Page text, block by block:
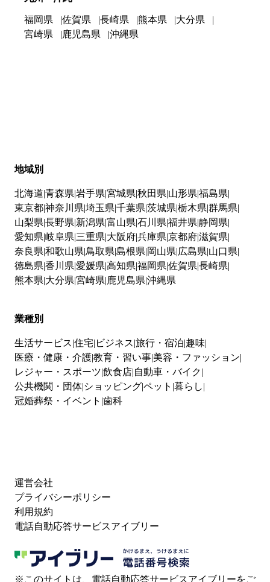
福岡県 佐賀県 長崎県 熊本県
大分県
宮崎県
鹿児島県 沖縄県
地域別
北海道 青森県 岩手県 宮城県 秋田県 山形県 福島県
東京都神奈川県 埼玉県 千葉県 茨城県 栃木県 群馬県
山梨県 長野県 新潟県 富山県 石川県 福井県 静岡県
愛知県 岐阜県 三重県 大阪府兵庫県 京都府滋賀県
奈良県 和歌山県 鳥取県 島根県 岡山県 広島県 山口県
徳島県 香川県 愛媛県 高知県 福岡県 佐賀県 長崎県
熊本県 大分県 宮崎県 鹿児島県 沖縄県
業種別
生活サービス 住宅 ビジネス 旅行・宿泊 趣味
医療・健康・介護教育・習い事 美容・ファッション
レジャー・スポーツ 飲食店 自動車・バイク
公共機関・団体 ショッピングペット 暮らし
冠婚葬祭・イベント 歯科
運営会社
プライバシーポリシー
利用規約
電話自動応答サービスアイブリー
※このサイトは、電話自動応答サービスアイブリーをご